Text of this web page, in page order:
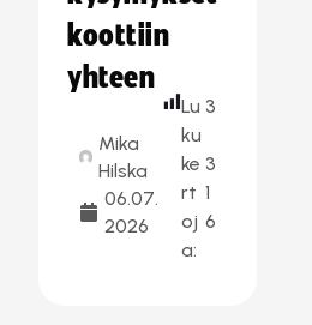
koottiin
yhteen
Mika
Hilska
06.07.
2026
Lu
ku
ke
rt
oj
a:
3
3
1
6